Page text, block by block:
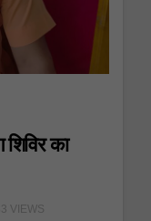
शिविर का
VIEWS